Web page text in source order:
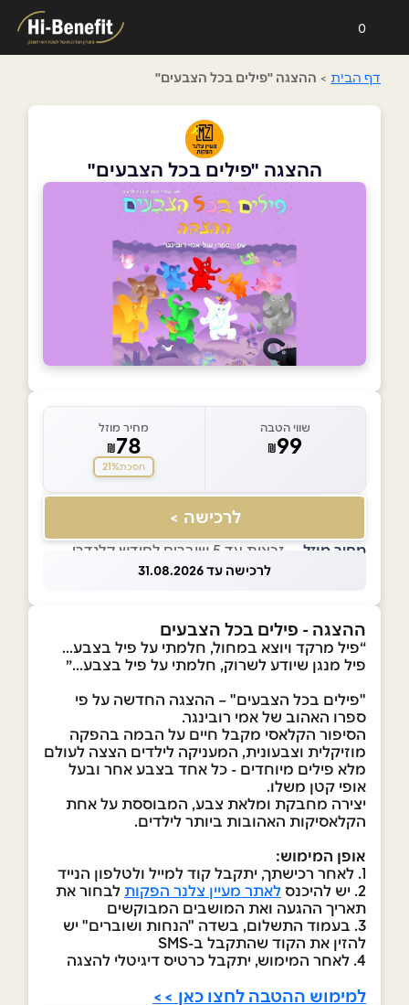
0
דף הבית > ההצגה "פילים בכל הצבעים"
ההצגה "פילים בכל הצבעים"
שווי הטבה
₪99
מחיר מוזל
₪78
חסכת21%
לרכישה >
מחיר מוזל — זכאות עד 5 שוברים לחודש קלנדרי
לרכישה עד 31.08.2026
ההצגה - פילים בכל הצבעים
“פיל מרקד ויוצא במחול, חלמתי על פיל בצבע...
פיל מנגן שיודע לשרוק, חלמתי על פיל בצבע...״
"פילים בכל הצבעים" – ההצגה החדשה על פי
ספרו האהוב של אמי רובינגר.
הסיפור הקלאסי מקבל חיים על הבמה בהפקה
מוזיקלית וצבעונית, המעניקה לילדים הצצה לעולם
מלא פילים מיוחדים - כל אחד בצבע אחר ובעל
אופי קטן משלו.
יצירה מחבקת ומלאת צבע, המבוססת על אחת
הקלאסיקות האהובות ביותר לילדים.
אופן המימוש:
1. לאחר רכישתך, יתקבל קוד למייל ולטלפון הנייד
2. יש להיכנס
לאתר מעיין צלנר הפקות לבחור את
תאריך ההגעה ואת המושבים המבוקשים
3. בעמוד התשלום, בשדה "הנחות ושוברים" יש
להזין את הקוד שהתקבל ב-SMS
4. לאחר המימוש, יתקבל כרטיס דיגיטלי להצגה
למימוש ההטבה לחצו כאן >>